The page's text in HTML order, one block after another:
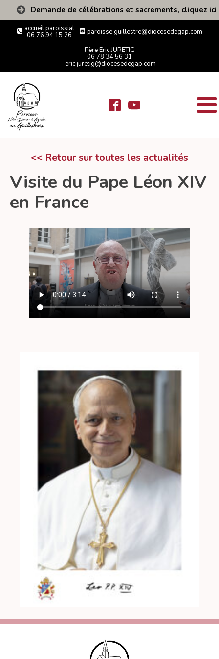
Demande de célébrations et sacrements, cliquez ici
accueil paroissial
06 76 94 15 26 paroisse.guillestre@diocesedegap.com
Père Eric JURETIG
06 78 34 56 31
eric.juretig@diocesedegap.com
<< Retour sur toutes les actualités
Visite du Pape Léon XIV
en France